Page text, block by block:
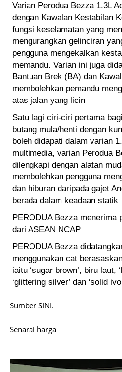
Varian Perodua Bezza 1.3L
dengan Kawalan Kestabilan
fungsi keselamatan yang
mengurangkan gelinciran
pengguna mengekalkan
memandu. Varian ini juga
Bantuan Brek (BA) dan
membolehkan pemandu
atas jalan yang licin
Satu lagi ciri-ciri pertama
butang mula/henti dengan
boleh didapati dalam varian
multimedia, varian Perodua
dilengkapi dengan alatan
membolehkan pengguna
dan hiburan daripada gajet
berada dalam keadaan statik
PERODUA Bezza menerima
dari ASEAN NCAP
PERODUA Bezza
menggunakan cat
iaitu ‘sugar brown’, biru laut,
‘glittering silver’ dan ‘solid
Sumber SINI.
Senarai harga